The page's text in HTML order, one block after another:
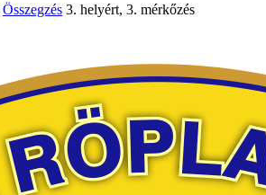
Összegzés 3. helyért, 3. mérkőzés